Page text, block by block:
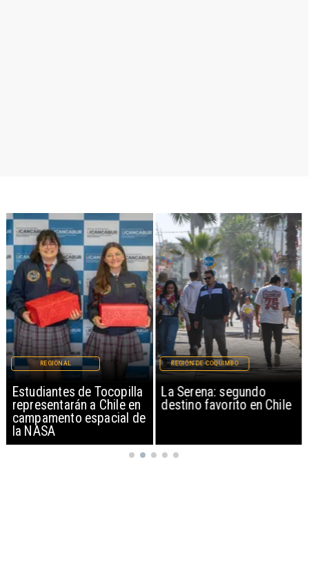
Estudiantes de Tocopilla
representarán a Chile en
campamento espacial de
la NASA
REGIONAL
La Serena: segundo
destino favorito en Chile
REGIÓN DE COQUIMBO